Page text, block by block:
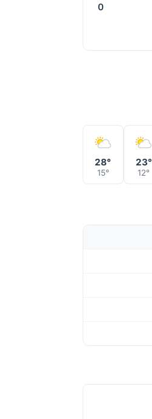
0
23°
12°
28°
15°